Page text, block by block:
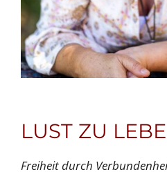
LUST ZU
Freiheit durch